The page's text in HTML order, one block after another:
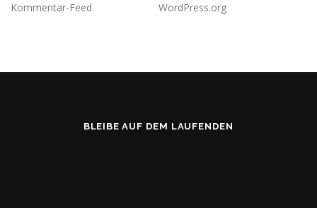
Kommentar-Feed
WordPress.org
BLEIBE AUF DEM LAUFENDEN